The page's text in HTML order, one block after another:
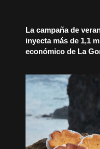
La campaña de
inyecta más de 1,1
económico de La